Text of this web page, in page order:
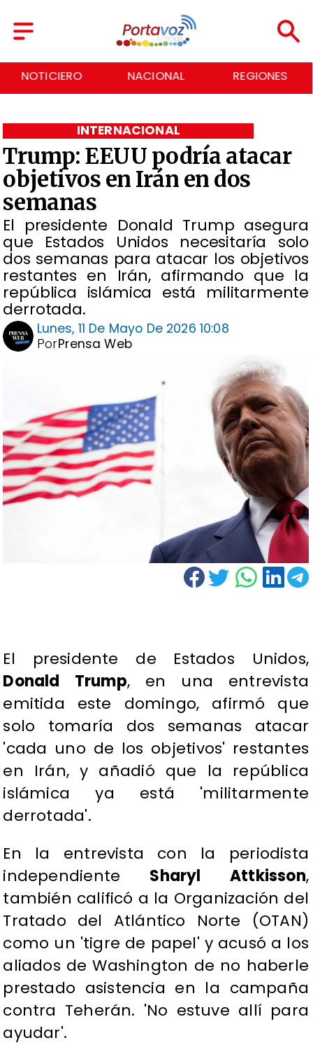
NACIONAL REGIONES ECONOMÍA
Trump: EEUU podría atacar
objetivos en Irán en dos
semanas
El presidente Donald Trump asegura
que Estados Unidos necesitaría solo
dos semanas para atacar los objetivos
restantes en Irán, afirmando que la
república islámica está militarmente
derrotada.
INTERNACIONAL
Lunes, 11 De Mayo De 2026 10:08
Prensa Web
Por
El presidente de Estados Unidos,
Donald Trump, en una entrevista
emitida este domingo, afirmó que
solo tomaría dos semanas atacar
'cada uno de los objetivos' restantes
en Irán, y añadió que la república
islámica ya está 'militarmente
derrotada'.
En la entrevista con la periodista
independiente Sharyl Attkisson,
también calificó a la Organización del
Tratado del Atlántico Norte (OTAN)
como un 'tigre de papel' y acusó a los
aliados de Washington de no haberle
prestado asistencia en la campaña
contra Teherán. 'No estuve allí para
ayudar'.